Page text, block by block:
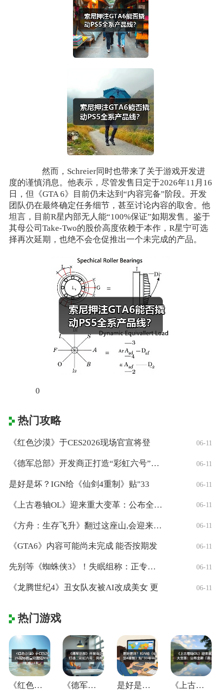
然而，Schreier同时也带来了关于游戏开发进
度的谨慎消息。他表示，尽管发售日定于2026年11月16
日，但《GTA 6》目前仍未达到“内容完备”阶段。开发
团队仍在最终确定任务细节，甚至讨论内容的取舍。他
坦言，目前R星内部无人能“100%保证”如期发售。鉴于
其母公司Take-Two的股价高度依赖于本作，R星宁可选
择再次延期，也绝不会仓促推出一个未完成的产品。
0
热门攻略
《红色沙漠》于CES2026现场官宣将登 06-11
《德军总部》开发商正打造“彩虹六号”风格 06-11
是好是坏？IGN给《仙剑4重制》贴"33 06-11
《上古卷轴OL》迎来重大变革：公布全新「 06-11
《方舟：生存飞升》翻过这座山,会迎来真正 06-11
《GTA6》内容可能尚未完成 能否按期发 06-11
先别等《蜘蛛侠3》！失眠组称：正专注打造 06-11
《龙腾世纪4》丑女队友被AI改成美女 更 06-11
热门游戏
《红色沙漠》于CES2026现场官宣将登 《德军总部》开发商正打造“彩虹六号”风格 是好是坏？IGN给《仙剑4重制》贴"33 《上古卷轴OL》迎来重大变革：公布全新「